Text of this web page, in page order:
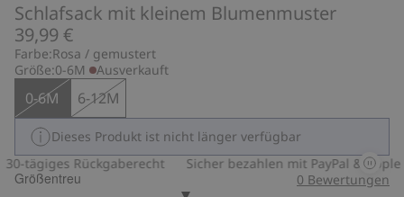
Schlafsack mit kleinem Blumenmuster
39,99 €
Farbe:Rosa / gemustert
Größe:0-6M Ausverkauft
0-6M 6-12M
Dieses Produkt ist nicht länger verfügbar
tägiges Rückgaberecht
Sicher bezahlen mit PayPal & Apple
Größentreu 0 Bewertungen